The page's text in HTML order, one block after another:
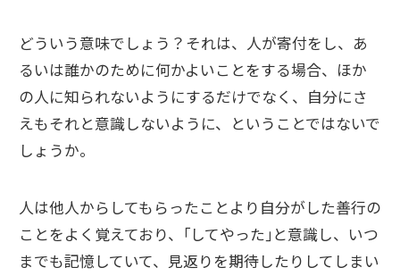
どういう意味でしょう？それは、人が寄付をし、あ
るいは誰かのために何かよいことをする場合、ほか
の人に知られないようにするだけでなく、自分にさ
えもそれと意識しないように、ということではないで
しょうか。
人は他人からしてもらったことより自分がした善行の
ことをよく覚えており、｢してやった｣と意識し、いつ
までも記憶していて、見返りを期待したりしてしまい